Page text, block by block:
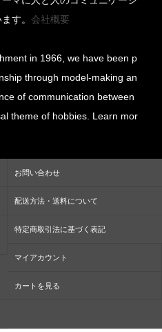
ます。会社概要
in 1966, we have been p
through model-making an
of communication between
theme of hobbies. Learn mor
お問い合わせ
配送方法・送料について
特定商取引法に基づく表記
マイアカウント
カートを見る